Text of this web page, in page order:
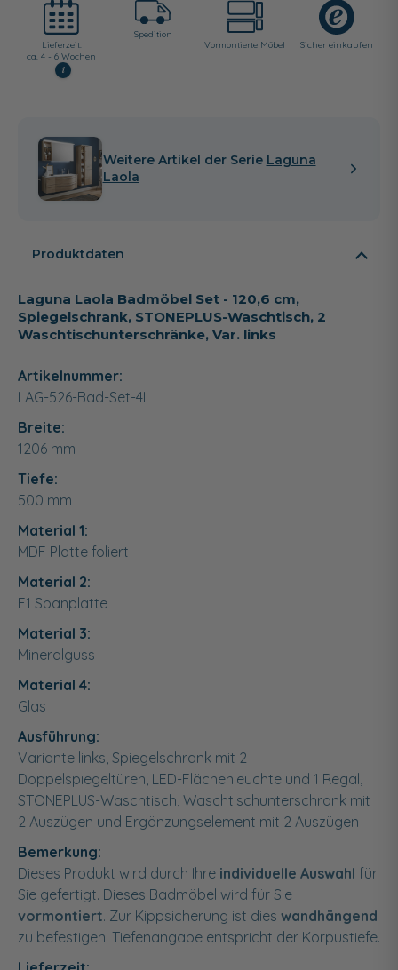
Lieferzeit:
ca. 4 - 6 Wochen
i
Spedition
Vormontierte Möbel
Sicher einkaufen
Weitere Artikel der Serie Laguna
Laola
Produktdaten
Laguna Laola Badmöbel Set - 120,6 cm,
Spiegelschrank, STONEPLUS-Waschtisch, 2
Waschtischunterschränke, Var. links
Artikelnummer:
LAG-526-Bad-Set-4L
Breite:
1206 mm
Tiefe:
500 mm
Material 1:
MDF Platte foliert
Material 2:
E1 Spanplatte
Material 3:
Mineralguss
Material 4:
Glas
Ausführung:
Variante links, Spiegelschrank mit 2
Doppelspiegeltüren, LED-Flächenleuchte und 1 Regal,
STONEPLUS-Waschtisch, Waschtischunterschrank mit
2 Auszügen und Ergänzungselement mit 2 Auszügen
Bemerkung:
Dieses Produkt wird durch Ihre individuelle Auswahl für
Sie gefertigt. Dieses Badmöbel wird für Sie
vormontiert. Zur Kippsicherung ist dies wandhängend
zu befestigen. Tiefenangabe entspricht der Korpustiefe.